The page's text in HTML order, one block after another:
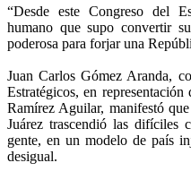
“Desde este Congreso del
humano que supo convertir
poderosa para forjar una
Juan Carlos Gómez Aranda,
Estratégicos, en
Ramírez Aguilar, manifestó
Juárez trascendió las difíciles
gente, en un modelo de país
desigual.